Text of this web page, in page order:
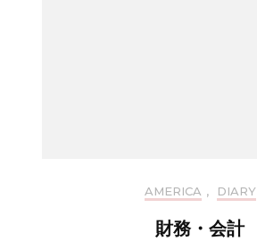
AMERICA , DIARY
財務・会計